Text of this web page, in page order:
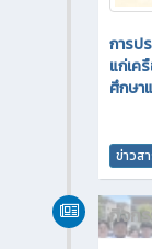
การป
แก่เค
ศึกษา
ข่าวส
กิจก